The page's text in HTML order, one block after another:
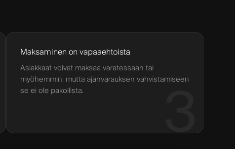
3
Maksaminen on vapaaehtoista
Asiakkaat voivat maksaa varatessaan tai
myöhemmin, mutta ajanvarauksen vahvistamiseen
se ei ole pakollista.